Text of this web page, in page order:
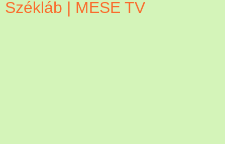
Székláb | MESE TV